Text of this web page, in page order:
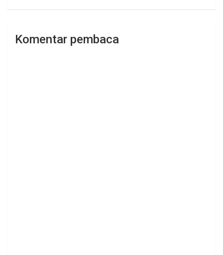
Komentar pembaca